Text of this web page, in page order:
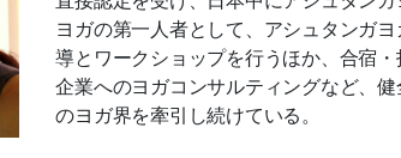
ヨガの第一人者として、アシュタンガ
導とワークショップを行うほか、合宿
企業へのヨガコンサルティングなど、
のヨガ界を牽引し続けている。